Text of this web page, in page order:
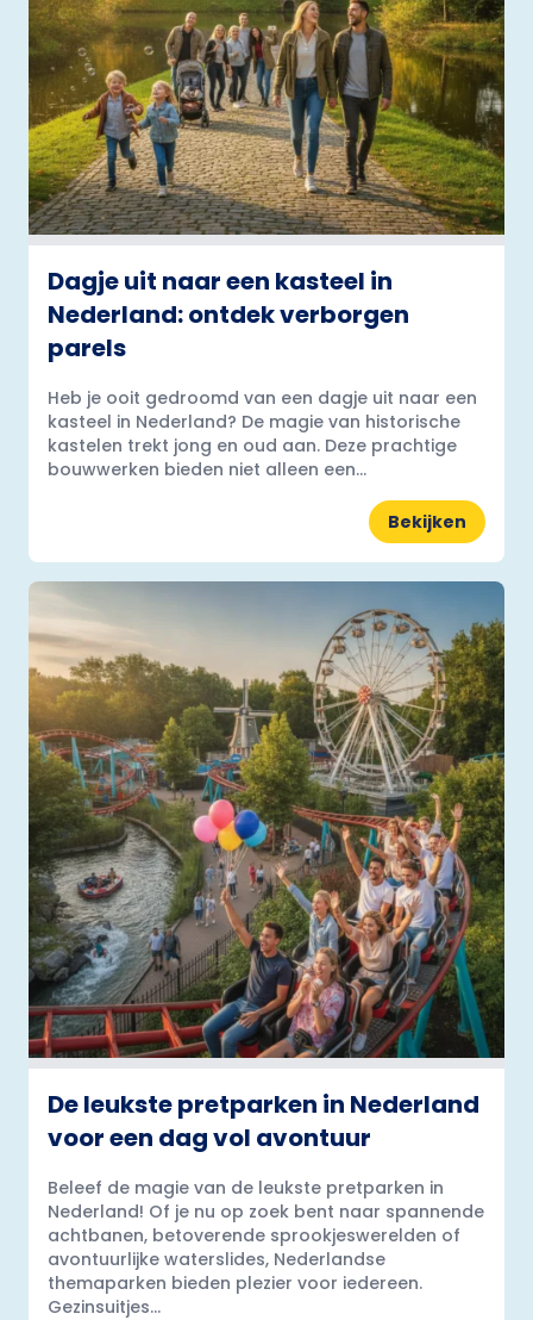
Dagje uit naar een kasteel in
Nederland: ontdek verborgen
parels
Heb je ooit gedroomd van een dagje uit naar een
kasteel in Nederland? De magie van historische
kastelen trekt jong en oud aan. Deze prachtige
bouwwerken bieden niet alleen een...
Bekijken
De leukste pretparken in Nederland
voor een dag vol avontuur
Beleef de magie van de leukste pretparken in
Nederland! Of je nu op zoek bent naar spannende
achtbanen, betoverende sprookjeswerelden of
avontuurlijke waterslides, Nederlandse
themaparken bieden plezier voor iedereen.
Gezinsuitjes...